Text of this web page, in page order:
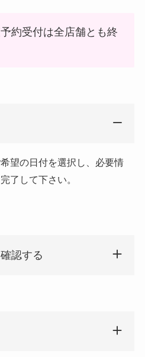
約受付は全店舗とも終
望の日付を選択し、必要情
了して下さい。
認する